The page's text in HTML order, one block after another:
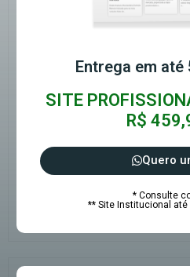
Entrega em
SITE
R$
Quero
* Consulte
** Site Institucional